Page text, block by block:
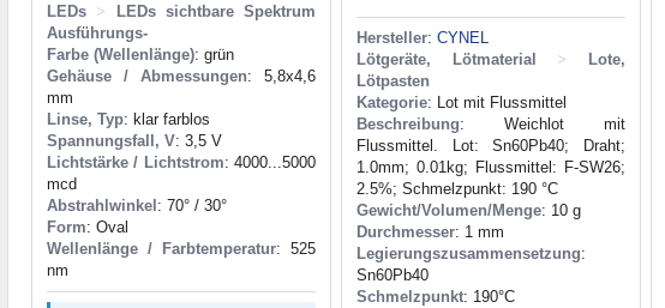
LEDs >
LEDs sichtbare Spektrum
Ausführungs-
Farbe (Wellenlänge): grün
Gehäuse / Abmessungen: 5,8x4,6
mm
Linse, Typ: klar farblos
Spannungsfall, V: 3,5 V
Lichtstärke / Lichtstrom: 4000...5000
mcd
Abstrahlwinkel : 70° / 30°
Form: Oval
Wellenlänge / Farbtemperatur: 525
nm
Hersteller: CYNEL
Lötgeräte, Lötmaterial
>
Lote,
Lötpasten
Kategorie: Lot mit Flussmittel
Beschreibung: Weichlot mit
Flussmittel. Lot: Sn60Pb40; Draht;
1.0mm; 0.01kg; Flussmittel: F-SW26;
2.5%; Schmelzpunkt: 190 °C
Gewicht/Volumen/Menge: 10 g
Durchmesser: 1 mm
Legierungszusammensetzung:
Sn60Pb40
Schmelzpunkt: 190°С